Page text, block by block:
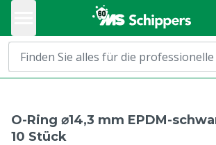
O-Ring ⌀14,3 mm EPDM-
10 Stück